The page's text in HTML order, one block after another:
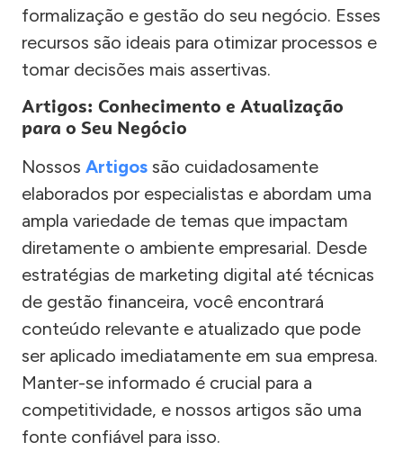
formalização e gestão do seu negócio. Esses
recursos são ideais para otimizar processos e
tomar decisões mais assertivas.
Artigos: Conhecimento e Atualização
para o Seu Negócio
Nossos Artigos são cuidadosamente
elaborados por especialistas e abordam uma
ampla variedade de temas que impactam
diretamente o ambiente empresarial. Desde
estratégias de marketing digital até técnicas
de gestão financeira, você encontrará
conteúdo relevante e atualizado que pode
ser aplicado imediatamente em sua empresa.
Manter-se informado é crucial para a
competitividade, e nossos artigos são uma
fonte confiável para isso.